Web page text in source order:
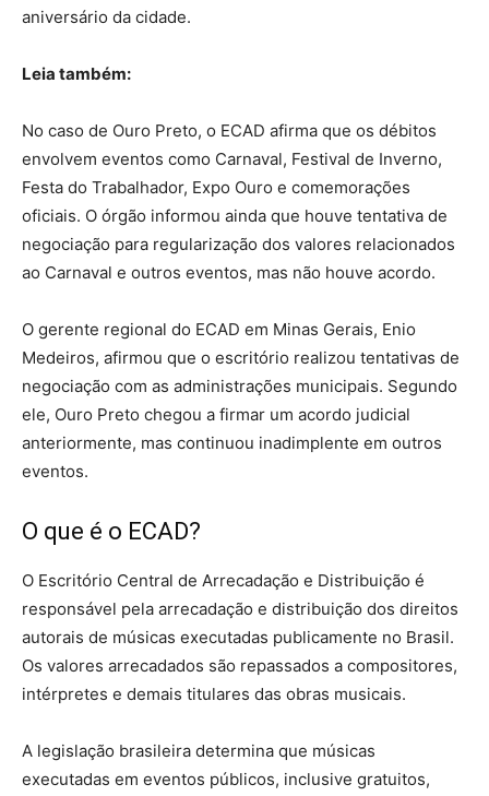
aniversário da cidade.
Leia também:
No caso de Ouro Preto, o ECAD afirma que os débitos
envolvem eventos como Carnaval, Festival de Inverno,
Festa do Trabalhador, Expo Ouro e comemorações
oficiais. O órgão informou ainda que houve tentativa de
negociação para regularização dos valores relacionados
ao Carnaval e outros eventos, mas não houve acordo.
O gerente regional do ECAD em Minas Gerais, Enio
Medeiros, afirmou que o escritório realizou tentativas de
negociação com as administrações municipais. Segundo
ele, Ouro Preto chegou a firmar um acordo judicial
anteriormente, mas continuou inadimplente em outros
eventos.
O que é o ECAD?
O Escritório Central de Arrecadação e Distribuição é
responsável pela arrecadação e distribuição dos direitos
autorais de músicas executadas publicamente no Brasil.
Os valores arrecadados são repassados a compositores,
intérpretes e demais titulares das obras musicais.
A legislação brasileira determina que músicas
executadas em eventos públicos, inclusive gratuitos,